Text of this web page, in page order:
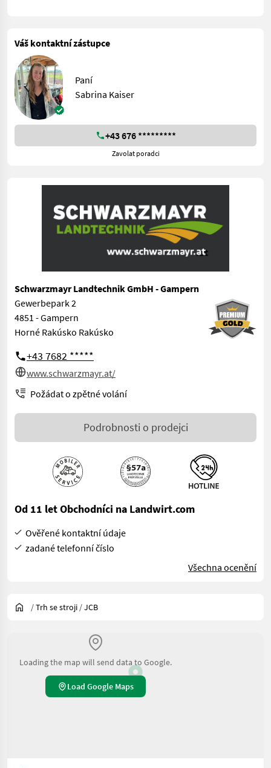
Váš kontaktní zástupce
Paní
Sabrina Kaiser
+43 676 *********
Zavolat poradci
Schwarzmayr Landtechnik GmbH - Gampern
Gewerbepark 2
4851 - Gampern
Horné Rakúsko Rakúsko
+43 7682 *****
www.schwarzmayr.at/
Požádat o zpětné volání
Podrobnosti o prodejci
Od 11 let Obchodníci na Landwirt.com
Ověřené kontaktní údaje
zadané telefonní číslo
Všechna ocenění
/Trh se stroji /JCB
Loading the map will send data to Google.
Load Google Maps